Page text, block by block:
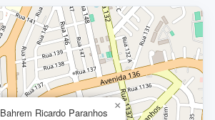
Bahrem Ricardo Paranhos
×